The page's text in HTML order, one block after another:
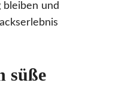
bleiben und
süße